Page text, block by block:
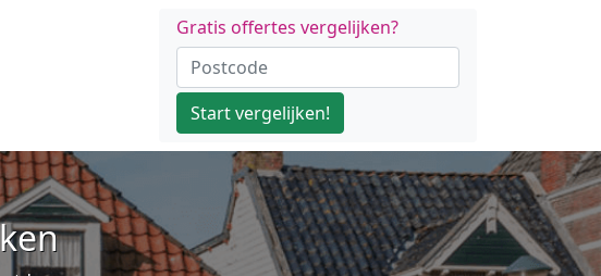
Gratis offertes vergelijken?
Start vergelijken!